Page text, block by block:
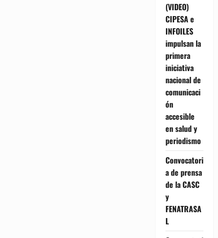
(VIDEO)
CIPESA e
INFOILES
impulsan la
primera
iniciativa
nacional de
comunicaci
ón
accesible
en salud y
periodismo
Convocatori
a de prensa
de la CASC
y
FENATRASA
L